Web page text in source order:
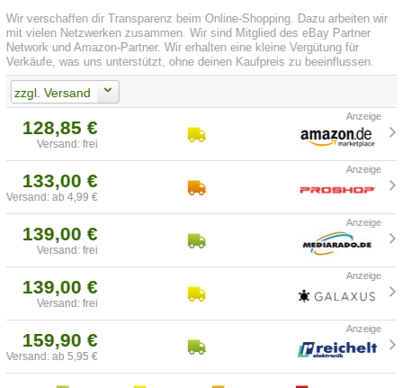
Wir verschaffen dir Transparenz beim Online-Shopping. Dazu arbeiten wir
mit vielen Netzwerken zusammen. Wir sind Mitglied des eBay Partner
Network und Amazon-Partner. Wir erhalten eine kleine Vergütung für
Verkäufe, was uns unterstützt, ohne deinen Kaufpreis zu beeinflussen.
zzgl. Versand
128,85 €
Versand: frei
133,00 €
Versand: ab 4,99 €
139,00 €
Versand: frei
139,00 €
Versand: frei
159,90 €
Versand: ab 5,95 €